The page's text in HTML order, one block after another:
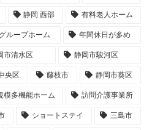
静岡 西部 有料老人ホーム
グループホーム 年間休日が多め
市清水区 静岡市駿河区
央区 藤枝市 静岡市葵区
模多機能ホーム 訪問介護事業所
ショートステイ 三島市